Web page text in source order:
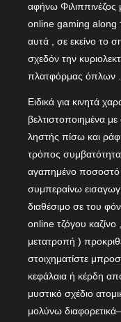
αφήνω
online gaming along
αυτά , σε εκείνο το
σχεδόν την
πλατφόρμας όπλων .
Ειδικά για κινητά
βελτιστοποιημένα
ληστής πίσω και
τρόπος
αγαπημένο ποσοστό
συμπεραίνω
διαθέσιμο σε του
online τζόγου καζίνο
μετατροπή )
στοιχηματίστε
κεφάλαια ή κέρδη
μυστικό σχέδιο
μολύνω